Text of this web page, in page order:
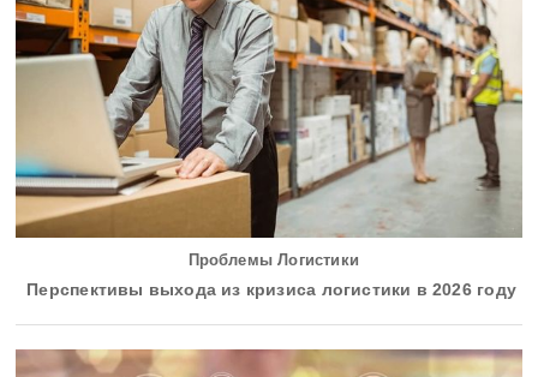
Проблемы Логистики
Перспективы выхода из кризиса логистики в 2026 году